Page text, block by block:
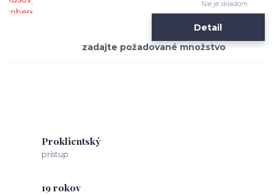
Nie je skladom
Detail
Proklientský
prístup
19 rokov